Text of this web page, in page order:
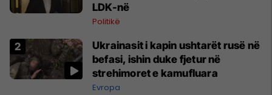
LDK-në
Politikë
Ukrainasit i kapin ushtarët rusë në
befasi, ishin duke fjetur në
strehimoret e kamufluara
Evropa